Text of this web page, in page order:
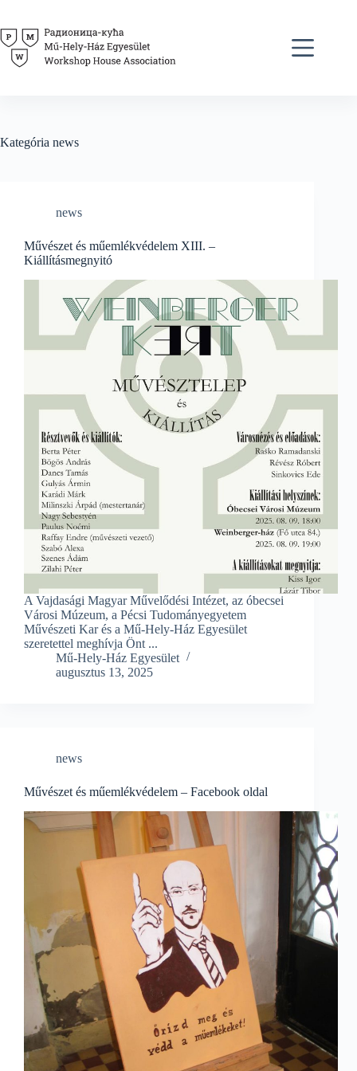
content
Kategória news
news
Művészet és műemlékvédelem XIII. –
Kiállításmegnyitó
A Vajdasági Magyar Művelődési Intézet, az óbecsei
Városi Múzeum, a Pécsi Tudományegyetem
Művészeti Kar és a Mű-Hely-Ház Egyesület
szeretettel meghívja Önt ...
Mű-Hely-Ház Egyesület
augusztus 13, 2025
news
Művészet és műemlékvédelem – Facebook oldal